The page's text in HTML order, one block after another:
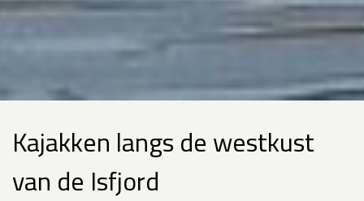
Kajakken langs de westkust
van de Isfjord